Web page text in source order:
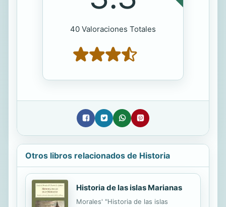
40 Valoraciones Totales
Otros libros relacionados de Historia
Historia de las islas Marianas
Morales' "Historia de las islas